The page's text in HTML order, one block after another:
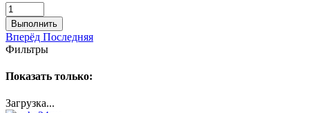
Выполнить
Вперёд Последняя
Фильтры
Показать только:
Загрузка...